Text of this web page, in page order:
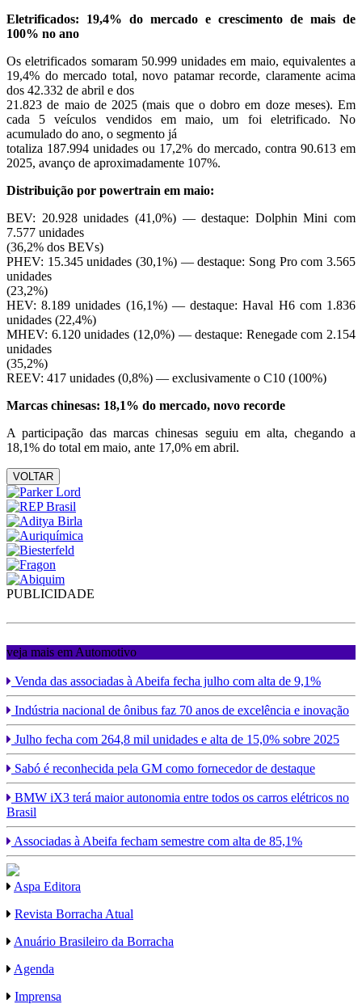
Eletrificados: 19,4% do mercado e crescimento de mais de
100% no ano
Os eletrificados somaram 50.999 unidades em maio, equivalentes a
19,4% do mercado total, novo patamar recorde, claramente acima
dos 42.332 de abril e dos
21.823 de maio de 2025 (mais que o dobro em doze meses). Em
cada 5 veículos vendidos em maio, um foi eletrificado. No
acumulado do ano, o segmento já
totaliza 187.994 unidades ou 17,2% do mercado, contra 90.613 em
2025, avanço de aproximadamente 107%.
Distribuição por powertrain em maio:
BEV: 20.928 unidades (41,0%) — destaque: Dolphin Mini com
7.577 unidades
(36,2% dos BEVs)
PHEV: 15.345 unidades (30,1%) — destaque: Song Pro com 3.565
unidades
(23,2%)
HEV: 8.189 unidades (16,1%) — destaque: Haval H6 com 1.836
unidades (22,4%)
MHEV: 6.120 unidades (12,0%) — destaque: Renegade com 2.154
unidades
(35,2%)
REEV: 417 unidades (0,8%) — exclusivamente o C10 (100%)
Marcas chinesas: 18,1% do mercado, novo recorde
A participação das marcas chinesas seguiu em alta, chegando a
18,1% do total em maio, ante 17,0% em abril.
VOLTAR
PUBLICIDADE
veja mais em Automotivo
Venda das associadas à Abeifa fecha julho com alta de 9,1%
Indústria nacional de ônibus faz 70 anos de excelência e inovação
Julho fecha com 264,8 mil unidades e alta de 15,0% sobre 2025
Sabó é reconhecida pela GM como fornecedor de destaque
BMW iX3 terá maior autonomia entre todos os carros elétricos no
Brasil
Associadas à Abeifa fecham semestre com alta de 85,1%
Aspa Editora
Revista Borracha Atual
Anuário Brasileiro da Borracha
Agenda
Imprensa